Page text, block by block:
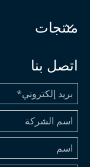
منتجات
اتصل بنا